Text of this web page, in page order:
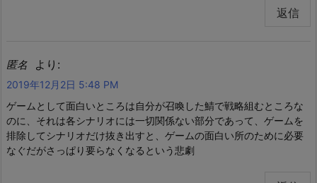
返信
匿名 より:
2019年12月2日 5:48 PM
ゲームとして面白いところは自分が召喚した鯖で戦略組むところな
のに、それは各シナリオには一切関係ない部分であって、ゲームを
排除してシナリオだけ抜き出すと、ゲームの面白い所のために必要
なぐだがさっぱり要らなくなるという悲劇